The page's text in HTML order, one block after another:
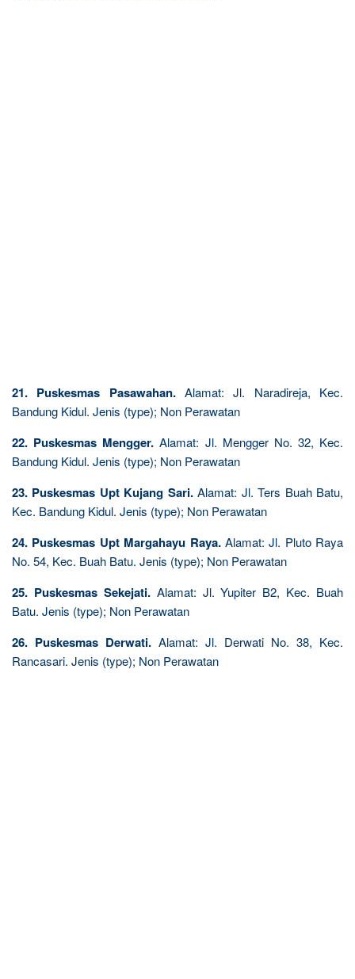
21. Puskesmas Pasawahan.Alamat: Jl. Naradireja, Kec.
Bandung Kidul. Jenis (type); Non Perawatan
22. Puskesmas Mengger. Alamat: Jl. Mengger No. 32, Kec.
Bandung Kidul. Jenis (type); Non Perawatan
23. Puskesmas Upt Kujang Sari.Alamat: Jl. Ters Buah Batu,
Kec. Bandung Kidul. Jenis (type); Non Perawatan
24. Puskesmas Upt Margahayu Raya.Alamat: Jl. Pluto Raya
No. 54, Kec. Buah Batu. Jenis (type); Non Perawatan
25. Puskesmas Sekejati.Alamat: Jl. Yupiter B2, Kec. Buah
Batu. Jenis (type); Non Perawatan
26. Puskesmas Derwati. Alamat: Jl. Derwati No. 38, Kec.
Rancasari. Jenis (type); Non Perawatan